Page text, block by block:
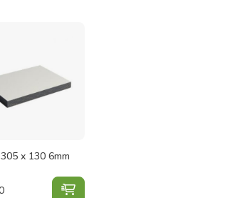
130 6mm Wit 9010 toevoegen aan
x 130 6mm
Trespa 305 x 130 6mm